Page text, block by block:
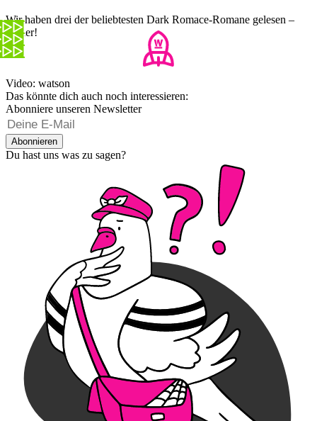
Wir haben drei der beliebtesten Dark Romace-Romane gelesen –
Fehler!
Video: watson
Das könnte dich auch noch interessieren:
Abonniere unseren Newsletter
Abonnieren
Du hast uns was zu sagen?